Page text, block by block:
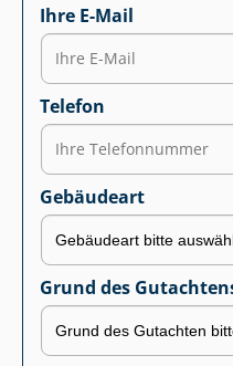
Ihre E-Mail
Telefon
Gebäudeart
Grund des